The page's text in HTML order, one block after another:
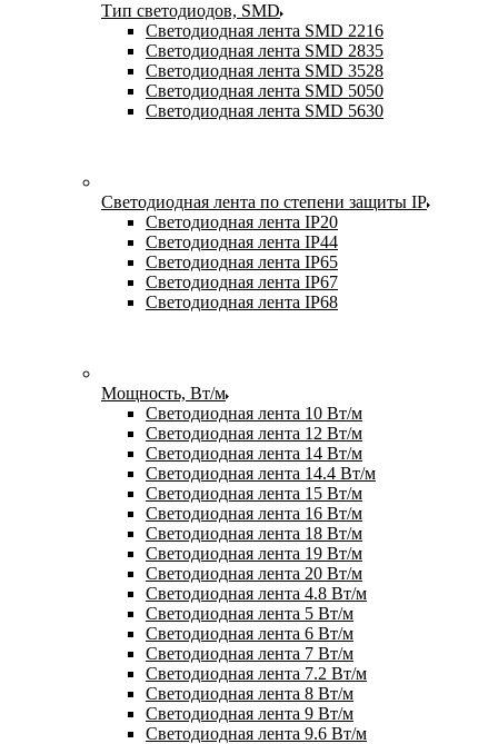
Тип светодиодов, SMD
Cветодиодная лента SMD 2216
Светодиодная лента SMD 2835
Светодиодная лента SMD 3528
Светодиодная лента SMD 5050
Светодиодная лента SMD 5630
Светодиодная лента по степени защиты IP
Светодиодная лента IP20
Светодиодная лента IP44
Светодиодная лента IP65
Светодиодная лента IP67
Светодиодная лента IP68
Мощность, Вт/м
Светодиодная лента 10 Вт/м
Светодиодная лента 12 Вт/м
Светодиодная лента 14 Вт/м
Светодиодная лента 14.4 Вт/м
Светодиодная лента 15 Вт/м
Светодиодная лента 16 Вт/м
Светодиодная лента 18 Вт/м
Светодиодная лента 19 Вт/м
Светодиодная лента 20 Вт/м
Светодиодная лента 4.8 Вт/м
Светодиодная лента 5 Вт/м
Светодиодная лента 6 Вт/м
Светодиодная лента 7 Вт/м
Светодиодная лента 7.2 Вт/м
Светодиодная лента 8 Вт/м
Светодиодная лента 9 Вт/м
Светодиодная лента 9.6 Вт/м